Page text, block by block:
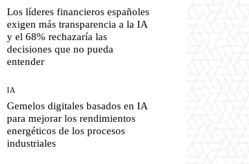
Los líderes financieros españoles
exigen más transparencia a la IA
y el 68% rechazaría las
decisiones que no pueda
entender
IA
Gemelos digitales basados en IA
para mejorar los rendimientos
energéticos de los procesos
industriales